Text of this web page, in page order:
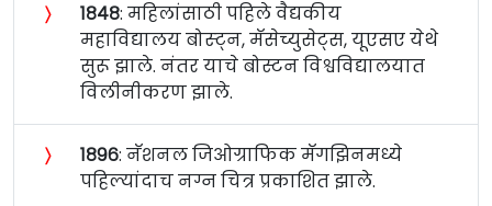
〉 १८४८: महिलांसाठी पहिले वैद्यकीय
महाविद्यालय बोस्ट्न, मॅसेच्युसेट्स, यूएसए येथे
सुरू झाले. नंतर याचे बोस्टन विश्वविद्यालयात
विलीनीकरण झाले.
〉 १८९६: नॅशनल जिओग्राफिक मॅगझिनमध्ये
पहिल्यांदाच नग्न चित्र प्रकाशित झाले.